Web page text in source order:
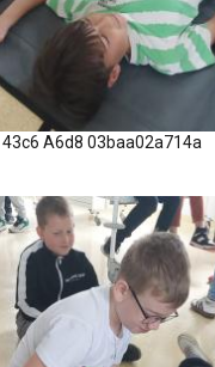
A6d8 03baa02a714a